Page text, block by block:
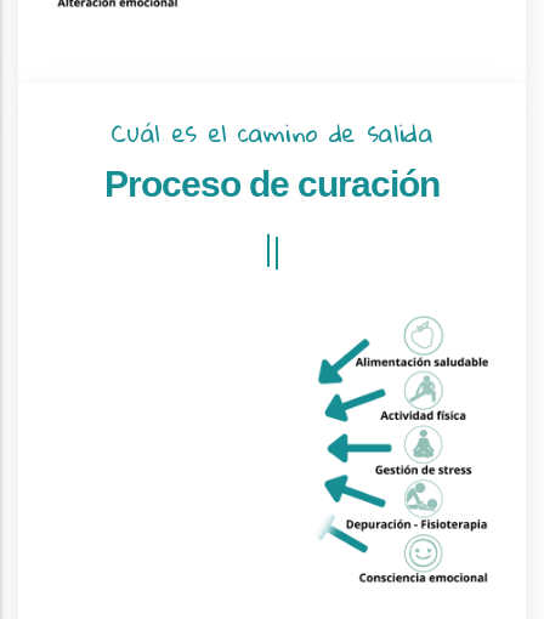
Cuál es el camino de salida
Proceso de curación